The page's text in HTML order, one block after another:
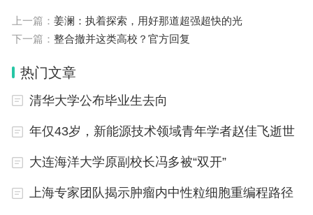
上一篇： 姜澜：执着探索，用好那道超强超快的光
下一篇： 整合撤并这类高校？官方回复
热门文章
清华大学公布毕业生去向
年仅43岁，新能源技术领域青年学者赵佳飞逝世
大连海洋大学原副校长冯多被“双开”
上海专家团队揭示肿瘤内中性粒细胞重编程路径